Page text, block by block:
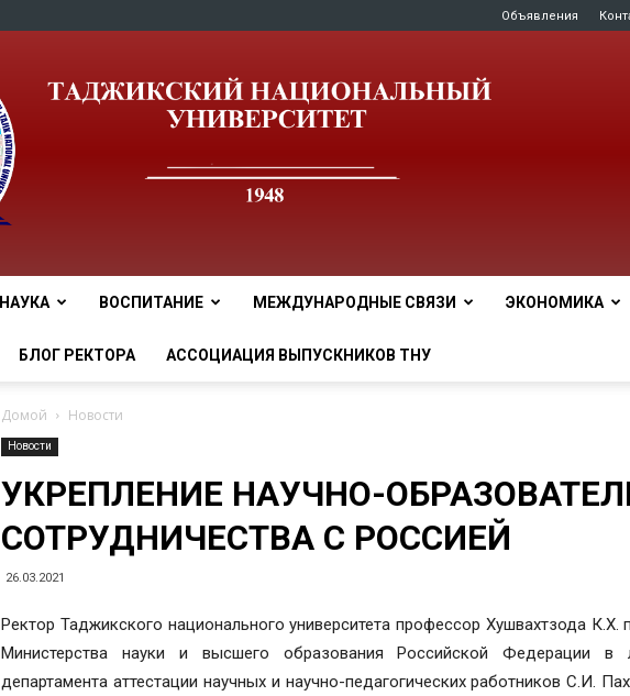
Объявления
tnu
НАУКА ВОСПИТАНИЕ МЕЖДУНАРОДНЫЕ СВЯЗИ ЭКОНОМИКА
БЛОГ РЕКТОРА АССОЦИАЦИЯ ВЫПУСКНИКОВ ТНУ
Домой Новости
Новости
УКРЕПЛЕНИЕ НАУЧНО-
СОТРУДНИЧЕСТВА С РОССИЕЙ
26.03.2021
Ректор Таджикского национального университета профессор Хушвахтзода К.Х.
Министерства науки и высшего образования Российской Федерации в
департамента аттестации научных и научно-педагогических работников С.И.